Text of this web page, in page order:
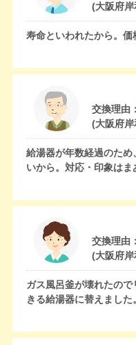
(大阪府
寿命といわれたから。価
交換理由：
(大阪府
給湯器が年数経過のた
いから。対応・印象はま
交換理由：
(大阪府
ガス風呂釜が壊れたの
きる給湯器に替えました